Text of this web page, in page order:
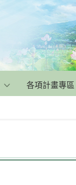
各項計畫專區